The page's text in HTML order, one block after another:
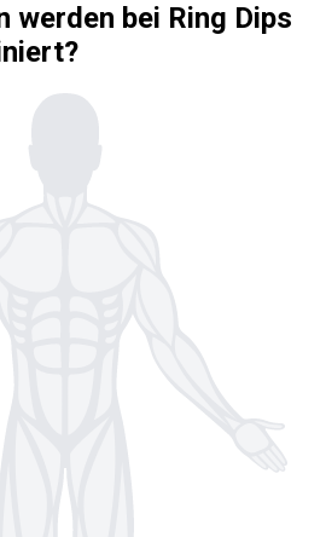
werden bei Ring Dips